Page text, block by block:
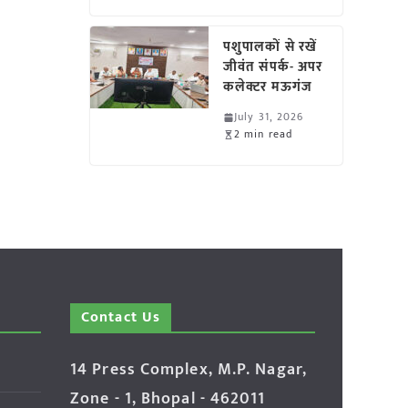
पशुपालकों से रखें
जीवंत संपर्क- अपर
कलेक्टर मऊगंज
July 31, 2026
2 min read
Contact Us
14 Press Complex, M.P. Nagar,
Zone - 1, Bhopal - 462011